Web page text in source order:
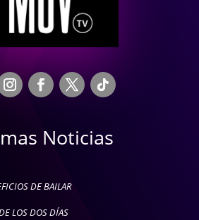
Noticias
DE BAILAR
LOS DOS DÍAS